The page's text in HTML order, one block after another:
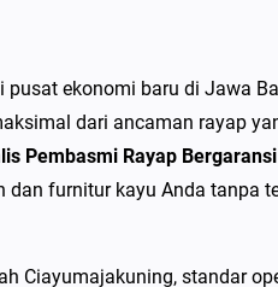
a
P
e
s
ekonomi baru di Jawa
dari ancaman rayap
Pembasmi Rayap Bergaransi
furnitur kayu Anda
Ciayumajakuning, standar